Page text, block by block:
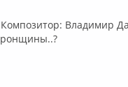
Владимир